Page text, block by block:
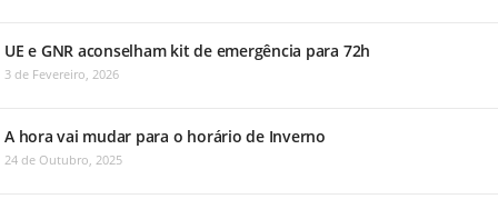
UE e GNR aconselham kit de emergência para 72h
3 de Fevereiro, 2026
A hora vai mudar para o horário de Inverno
24 de Outubro, 2025